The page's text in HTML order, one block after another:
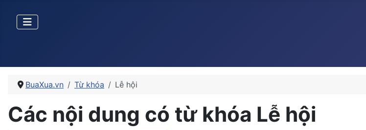
BuaXua.vn Từ khóa Lễ hội
Các nội dung có từ khóa Lễ hội